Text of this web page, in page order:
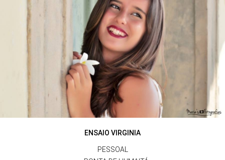
ENSAIO VIRGINIA
PESSOAL